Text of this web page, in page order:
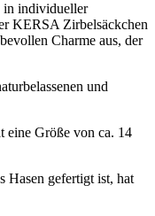
in individueller
KERSA Zirbelsäckchen
Charme aus, der
und
eine Größe von ca. 14
Hasen gefertigt ist, hat